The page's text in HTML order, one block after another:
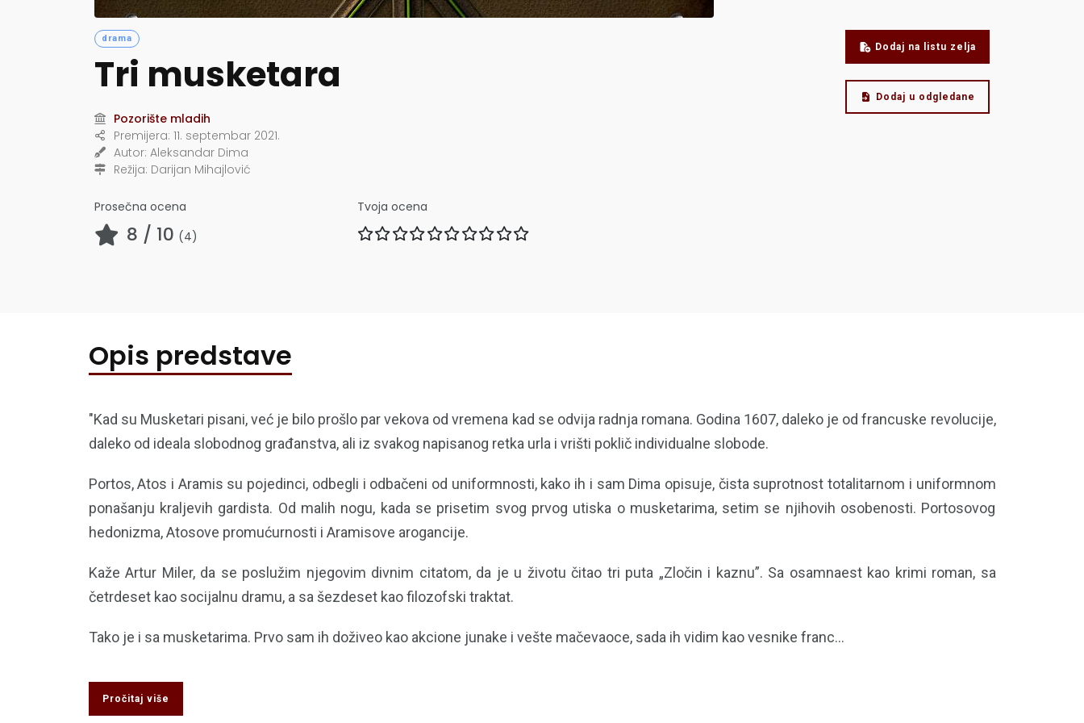
drama
Tri musketara
Pozorište mladih
Premijera: 11. septembar 2021.
Autor: Aleksandar Dima
Režija: Darijan Mihajlović
Prosečna ocena
8 / 10 (4)
Tvoja ocena
Dodaj na listu zelja
Dodaj u odgledane
Opis predstave
"Kad su Musketari pisani, već je bilo prošlo par vekova od vremena kad se odvija radnja romana. Godina 1607, daleko je od francuske revolucije,
daleko od ideala slobodnog građanstva, ali iz svakog napisanog retka urla i vrišti poklič individualne slobode.
Portos, Atos i Aramis su pojedinci, odbegli i odbačeni od uniformnosti, kako ih i sam Dima opisuje, čista suprotnost totalitarnom i uniformnom
ponašanju kraljevih gardista. Od malih nogu, kada se prisetim svog prvog utiska o musketarima, setim se njihovih osobenosti. Portosovog
hedonizma, Atosove promućurnosti i Aramisove arogancije.
Kaže Artur Miler, da se poslužim njegovim divnim citatom, da je u životu čitao tri puta „Zločin i kaznu”. Sa osamnaest kao krimi roman, sa
četrdeset kao socijalnu dramu, a sa šezdeset kao filozofski traktat.
Tako je i sa musketarima. Prvo sam ih doživeo kao akcione junake i vešte mačevaoce, sada ih vidim kao vesnike franc...
Pročitaj više